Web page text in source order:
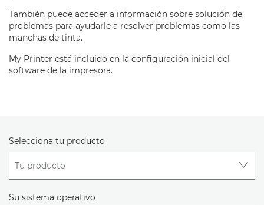
También puede acceder a información sobre solución de
problemas para ayudarle a resolver problemas como las
manchas de tinta.
My Printer está incluido en la configuración inicial del
software de la impresora.
Selecciona tu producto
Su sistema operativo